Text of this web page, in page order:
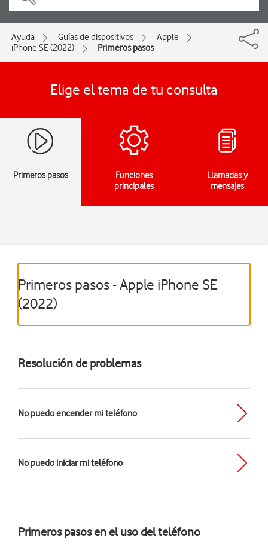
Ayuda Guías de dispositivos
Apple
iPhone SE (2022)
Primeros pasos
Elige el tema de tu consulta
Primeros pasos
Funciones
principales
Llamadas y
mensajes
Primeros pasos - Apple iPhone SE
(2022)
Resolución de problemas
No puedo encender mi teléfono
No puedo iniciar mi teléfono
Primeros pasos en el uso del teléfono